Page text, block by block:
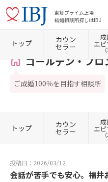
東証プライム上場
結婚相談所探しはIBJ
ホーム 福井県の結婚相談所 福井県福
ゴールデン・フロ
ご成婚100％を目指す相談所
トップ カウン
セラー エ
トップ カウン
セラー エ
投稿日：2026/03/12
会話が苦手でも安心。福井